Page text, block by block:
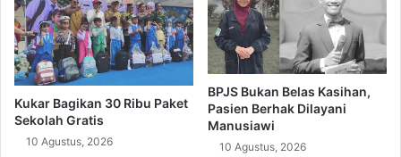
Kukar Bagikan 30 Ribu Paket
Sekolah Gratis
10 Agustus, 2026
BPJS Bukan Belas Kasihan,
Pasien Berhak Dilayani
Manusiawi
10 Agustus, 2026